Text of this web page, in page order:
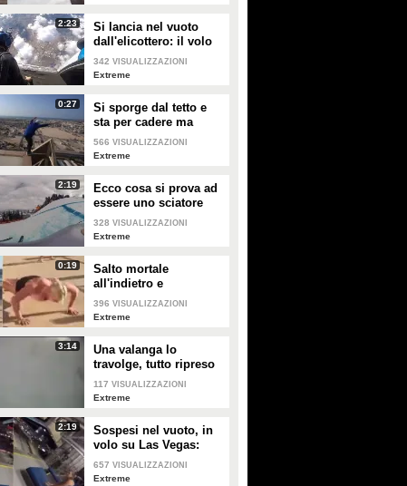
2:23
Si lancia nel vuoto
dall'elicottero: il volo
mozzafiato
342 VISUALIZZAZIONI
Extreme
0:27
Si sporge dal tetto e
sta per cadere ma
quello che fa è da
brividi
566 VISUALIZZAZIONI
Extreme
2:19
Ecco cosa si prova ad
essere uno sciatore
professionista
328 VISUALIZZAZIONI
Extreme
0:19
Salto mortale
all'indietro e
atterraggio con
flessione: un
guerriera!
396 VISUALIZZAZIONI
Extreme
3:14
Una valanga lo
travolge, tutto ripreso
dalla sua action cam
117 VISUALIZZAZIONI
Extreme
2:19
Sospesi nel vuoto, in
volo su Las Vegas:
l'esperienza
mozzafiato
657 VISUALIZZAZIONI
Extreme
Malagò: "Brutta figura su
Pirlo? Bisogna vedere chi
l'ha fatta..."
PLAY
52• diSport Fanpage
La Spagna batte l'Argentina
e vince i Mondiali 2026
GUARDA
24718• diAlessio Morra
Antonelli in Sardegna
Federica Brignone e il